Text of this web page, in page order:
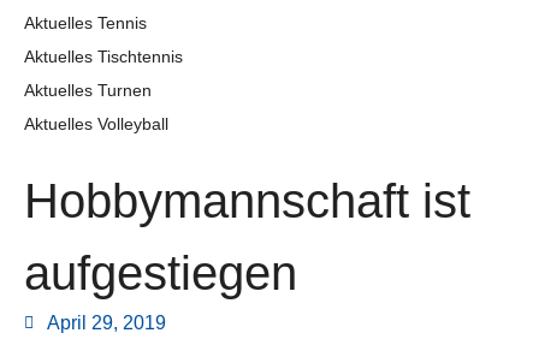
Aktuelles Tennis
Aktuelles Tischtennis
Aktuelles Turnen
Aktuelles Volleyball
Hobbymannschaft ist
aufgestiegen
April 29, 2019